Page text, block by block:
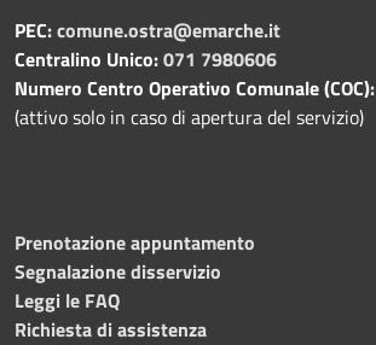
PEC:comune.ostra@emarche.it
Centralino Unico:071 7980606
Numero Centro Operativo Comunale (COC):
(attivo solo in caso di apertura del servizio)
Prenotazione appuntamento
Segnalazione disservizio
Leggi le FAQ
Richiesta di assistenza